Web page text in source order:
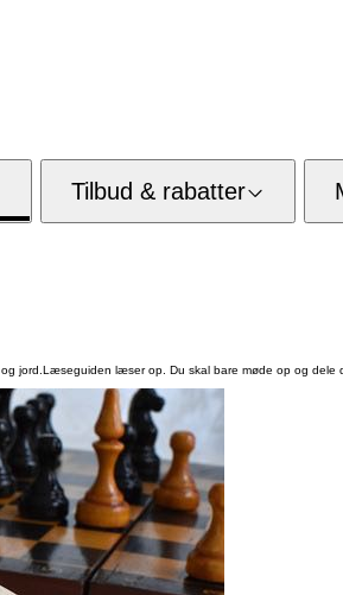
Tilbud & rabatter
jord.Læseguiden læser op. Du skal bare møde op og